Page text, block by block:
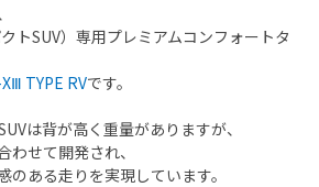
トSUV）専用プレミアムコンフォートタ
TYPE RVです。
は背が高く重量がありますが、
せて開発され、
のある走りを実現しています。